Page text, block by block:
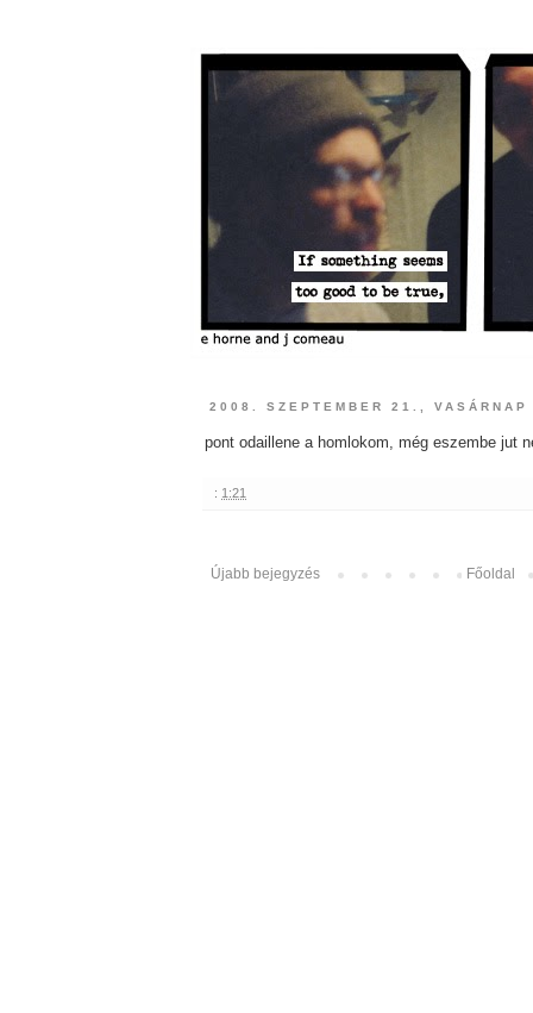
2008. SZEPTEMBER 21., VASÁRNAP
pont odaillene a homlokom, még eszembe jut
: 1:21
Újabb bejegyzés Főoldal